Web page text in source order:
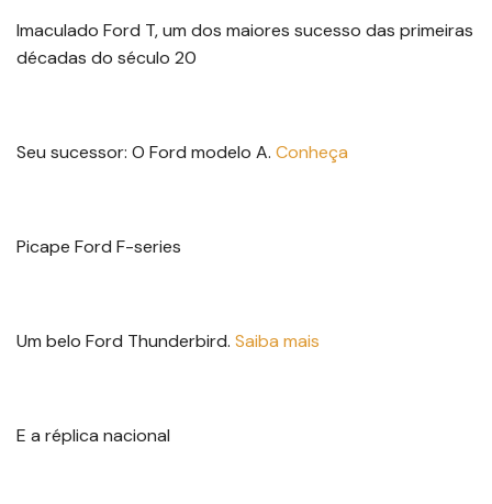
Imaculado Ford T, um dos maiores sucesso das primeiras
décadas do século 20
Seu sucessor: O Ford modelo A. Conheça
Picape Ford F-series
Um belo Ford Thunderbird. Saiba mais
E a réplica nacional